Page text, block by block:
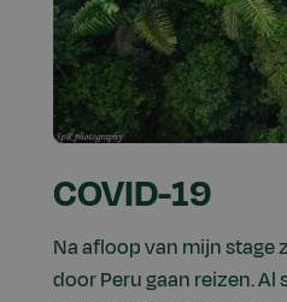
COVID-19
Na afloop van mijn stage
door Peru gaan reizen. Al